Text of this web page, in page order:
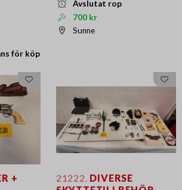
för köp
Avslutat rop
700 kr
Sunne
+
21222. DIVERSE